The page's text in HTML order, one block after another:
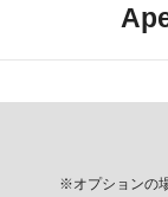
※オプションの